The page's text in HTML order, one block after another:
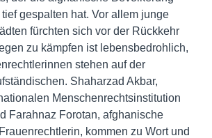
gespalten hat. Vor allem junge
fürchten sich vor der Rückkehr
zu kämpfen ist lebensbedrohlich,
stehen auf der
Shaharzad Akbar,
Menschenrechtsinstitution
Farahnaz Forotan, afghanische
kommen zu Wort und